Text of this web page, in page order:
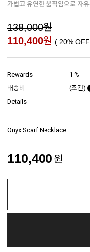
가볍고 유연한 움직임으로 자
138,000원
110,400원 ( 20%
Rewards
1 %
배송비
(조건)
Details
Onyx Scarf Necklace
110,400원